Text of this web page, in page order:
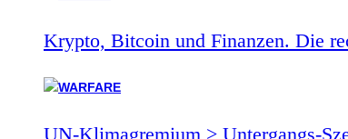
Krypto, Bitcoin und Finanzen. Die
UN-Klimagremium > Untergangs-